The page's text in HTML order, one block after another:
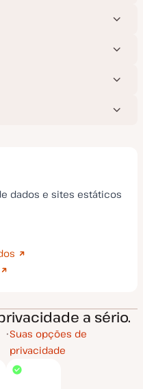
dados e sites estáticos
a sério.
Suas opções de
privacidade